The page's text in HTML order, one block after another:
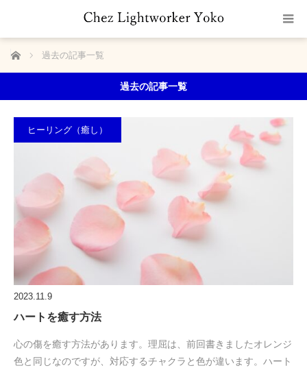
ホーム 過去の記事一覧
過去の記事一覧
ヒーリング（癒し）
2023.11.9
ハートを癒す方法
心の傷を癒す方法があります。理屈は、前回書きましたオレンジ
色と同じなのですが、対応するチャクラと色が違います。ハート